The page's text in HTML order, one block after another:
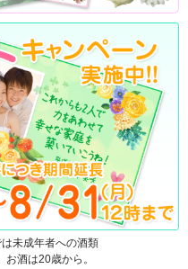
は未成年者への酒類
酒は20歳から。